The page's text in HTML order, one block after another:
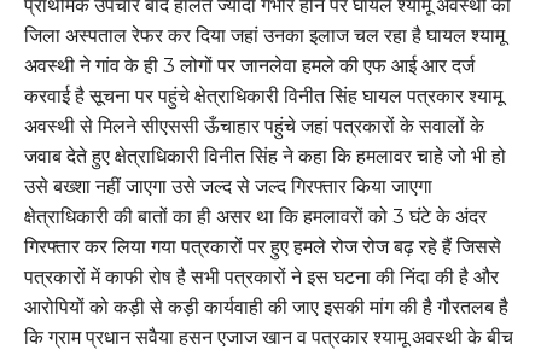
प्राथमिक उपचार बाद हालत ज्यादा गंभीर होने पर घायल श्यामू अवस्थी को
जिला अस्पताल रेफर कर दिया जहां उनका इलाज चल रहा है घायल श्यामू
अवस्थी ने गांव के ही 3 लोगों पर जानलेवा हमले की एफ आई आर दर्ज
करवाई है सूचना पर पहुंचे क्षेत्राधिकारी विनीत सिंह घायल पत्रकार श्यामू
अवस्थी से मिलने सीएससी ऊँचाहार पहुंचे जहां पत्रकारों के सवालों के
जवाब देते हुए क्षेत्राधिकारी विनीत सिंह ने कहा कि हमलावर चाहे जो भी हो
उसे बख्शा नहीं जाएगा उसे जल्द से जल्द गिरफ्तार किया जाएगा
क्षेत्राधिकारी की बातों का ही असर था कि हमलावरों को 3 घंटे के अंदर
गिरफ्तार कर लिया गया पत्रकारों पर हुए हमले रोज रोज बढ़ रहे हैं जिससे
पत्रकारों में काफी रोष है सभी पत्रकारों ने इस घटना की निंदा की है और
आरोपियों को कड़ी से कड़ी कार्यवाही की जाए इसकी मांग की है गौरतलब है
कि ग्राम प्रधान सवैया हसन एजाज खान व पत्रकार श्यामू अवस्थी के बीच